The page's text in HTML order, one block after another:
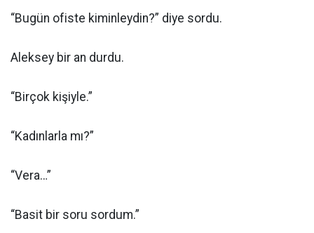
“Bugün ofiste kiminleydin?” diye sordu.
Aleksey bir an durdu.
“Birçok kişiyle.”
“Kadınlarla mı?”
“Vera…”
“Basit bir soru sordum.”